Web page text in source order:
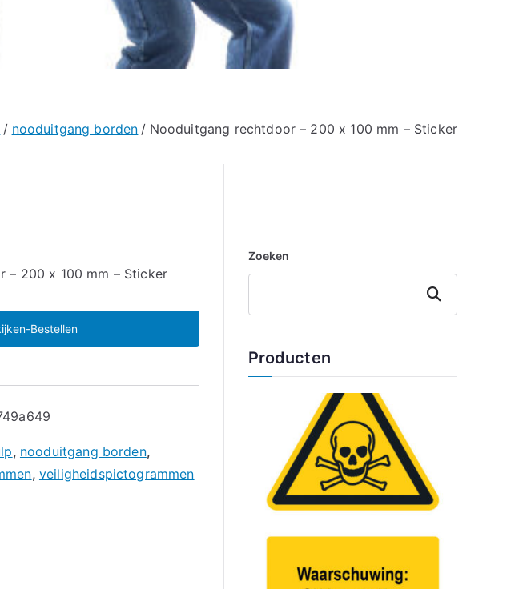
nooduitgang borden Nooduitgang rechtdoor – 200 x 100 mm – Sticker
– 200 x 100 mm – Sticker
Bestellen
, nooduitgang borden,
, veiligheidspictogrammen
Zoeken
Zoeken
Producten